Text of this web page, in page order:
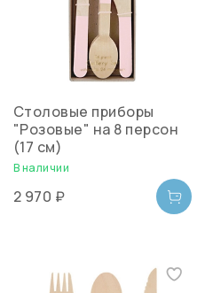
Столовые приборы
"Розовые" на 8 персон
(17 см)
В наличии
2 970 ₽